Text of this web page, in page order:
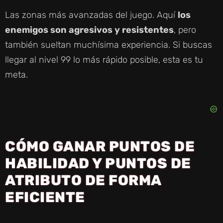
Las zonas más avanzadas del juego. Aquí los
enemigos son agresivos y resistentes, pero
también sueltan muchísima experiencia. Si buscas
llegar al nivel 99 lo más rápido posible, esta es tu
meta.
CÓMO GANAR PUNTOS DE
HABILIDAD Y PUNTOS DE
ATRIBUTO DE FORMA
EFICIENTE